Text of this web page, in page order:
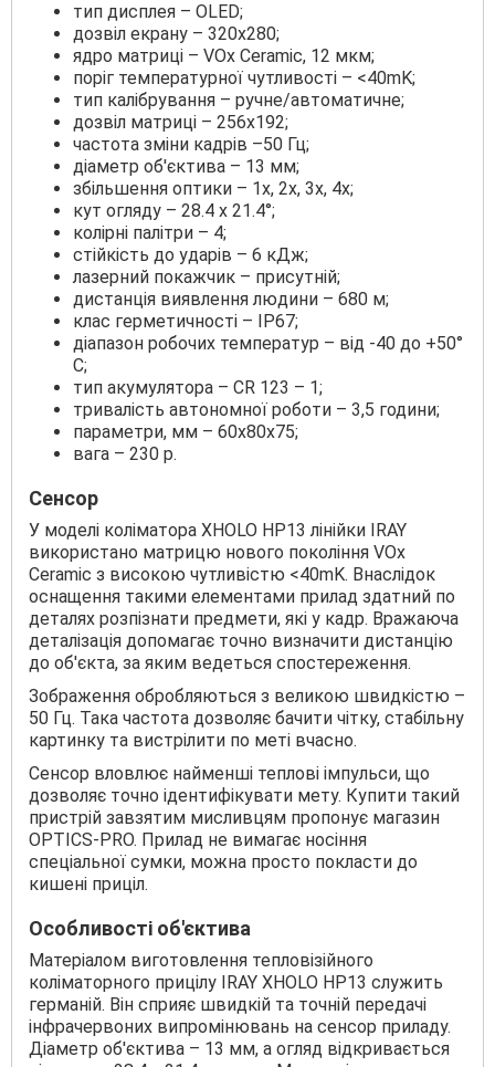
тип дисплея – OLED;
дозвіл екрану – 320х280;
ядро матриці – VOx Ceramic, 12 мкм;
поріг температурної чутливості – <40mK;
тип калібрування – ручне/автоматичне;
дозвіл матриці – 256х192;
частота зміни кадрів –50 Гц;
діаметр об'єктива – 13 мм;
збільшення оптики – 1х, 2х, 3х, 4х;
кут огляду – 28.4 х 21.4°;
колірні палітри – 4;
стійкість до ударів – 6 кДж;
лазерний покажчик – присутній;
дистанція виявлення людини – 680 м;
клас герметичності – IP67;
діапазон робочих температур – від -40 до +50°
С;
тип акумулятора – CR 123 – 1;
тривалість автономної роботи – 3,5 години;
параметри, мм – 60х80х75;
вага – 230 р.
Сенсор
У моделі коліматора XHOLO HP13 лінійки IRAY
використано матрицю нового покоління VОx
Ceramic з високою чутливістю <40mK. Внаслідок
оснащення такими елементами прилад здатний по
деталях розпізнати предмети, які у кадр. Вражаюча
деталізація допомагає точно визначити дистанцію
до об'єкта, за яким ведеться спостереження.
Зображення обробляються з великою швидкістю –
50 Гц. Така частота дозволяє бачити чітку, стабільну
картинку та вистрілити по меті вчасно.
Сенсор вловлює найменші теплові імпульси, що
дозволяє точно ідентифікувати мету. Купити такий
пристрій завзятим мисливцям пропонує магазин
OPTICS-PRO. Прилад не вимагає носіння
спеціальної сумки, можна просто покласти до
кишені приціл.
Особливості об'єктива
Матеріалом виготовлення тепловізійного
коліматорного прицілу IRAY XHOLO HP13 служить
германій. Він сприяє швидкій та точній передачі
інфрачервоних випромінювань на сенсор приладу.
Діаметр об'єктива – 13 мм, а огляд відкривається